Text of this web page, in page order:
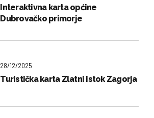
Interaktivna karta općine
Dubrovačko primorje
28/12/2025
Turistička karta Zlatni istok Zagorja